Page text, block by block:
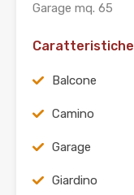
Garage mq. 65
Caratteristiche
Balcone
Camino
Garage
Giardino